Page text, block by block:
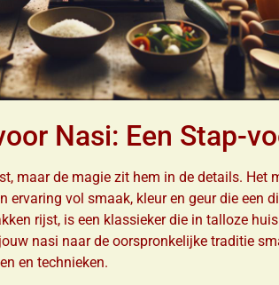
Nasi: Een Stap-
maar de magie zit hem in de details. Het
ervaring vol smaak, kleur en geur die een
rijst, is een klassieker die in talloze
nasi naar de oorspronkelijke traditie
en technieken.